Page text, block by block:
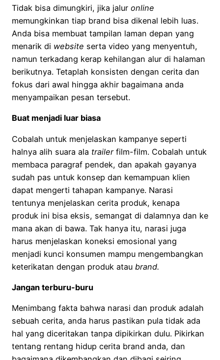
Tidak bisa dimungkiri, jika jalur online
memungkinkan tiap brand bisa dikenal lebih luas.
Anda bisa membuat tampilan laman depan yang
menarik di website serta video yang menyentuh,
namun terkadang kerap kehilangan alur di halaman
berikutnya. Tetaplah konsisten dengan cerita dan
fokus dari awal hingga akhir bagaimana anda
menyampaikan pesan tersebut.
Buat menjadi luar biasa
Cobalah untuk menjelaskan kampanye seperti
halnya alih suara ala trailerfilm-film. Cobalah untuk
membaca paragraf pendek, dan apakah gayanya
sudah pas untuk konsep dan kemampuan klien
dapat mengerti tahapan kampanye. Narasi
tentunya menjelaskan cerita produk, kenapa
produk ini bisa eksis, semangat di dalamnya dan ke
mana akan di bawa. Tak hanya itu, narasi juga
harus menjelaskan koneksi emosional yang
menjadi kunci konsumen mampu mengembangkan
keterikatan dengan produk atau brand.
Jangan terburu-buru
Menimbang fakta bahwa narasi dan produk adalah
sebuah cerita, anda harus pastikan pula tidak ada
hal yang diceritakan tanpa dipikirkan dulu. Pikirkan
tentang rentang hidup cerita brand anda, dan